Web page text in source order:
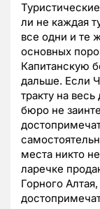
ли не каждая
все одни и те
основных
Капитанскую
дальше. Если
тракту на
бюро не
места никто
ларечке
Горного